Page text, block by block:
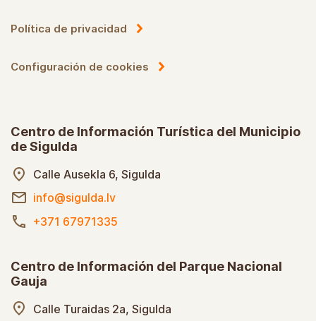
Política de privacidad
Configuración de cookies
Centro de Información Turística del Municipio
de Sigulda
Calle Ausekla 6, Sigulda
info@sigulda.lv
+371 67971335
Centro de Información del Parque Nacional
Gauja
Calle Turaidas 2a, Sigulda